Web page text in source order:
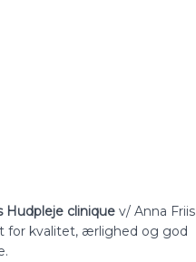
Hudpleje clinique v/ Anna Friis​
for kvalitet, ærlighed og god